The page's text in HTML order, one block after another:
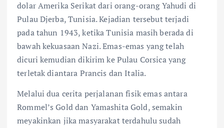
dolar Amerika Serikat dari orang-orang Yahudi di
Pulau Djerba, Tunisia. Kejadian tersebut terjadi
pada tahun 1943, ketika Tunisia masih berada di
bawah kekuasaan Nazi. Emas-emas yang telah
dicuri kemudian dikirim ke Pulau Corsica yang
terletak diantara Prancis dan Italia.
Melalui dua cerita perjalanan fisik emas antara
Rommel’s Gold dan Yamashita Gold, semakin
meyakinkan jika masyarakat terdahulu sudah